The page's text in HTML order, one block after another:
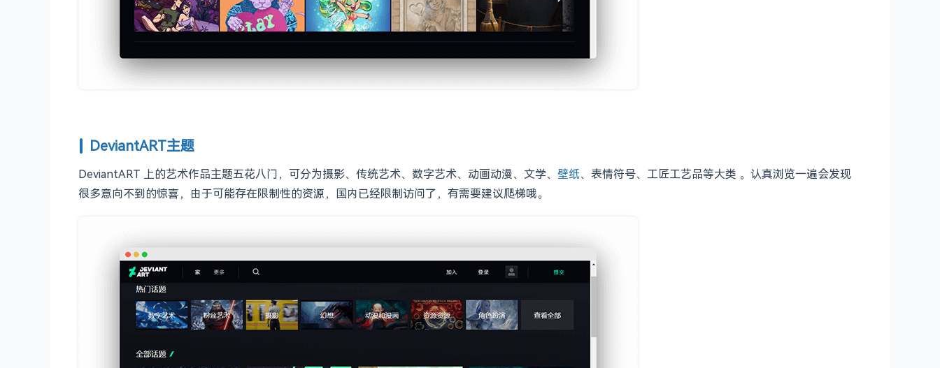
DeviantART主题
DeviantART 上的艺术作品主题五花八门，可分为摄影、传统艺术、数字艺术、动画动漫、文学、 壁纸、表情符号、工匠工艺品等大类 。认真浏览一遍会发现
很多意向不到的惊喜，由于可能存在限制性的资源，国内已经限制访问了，有需要建议爬梯哦。